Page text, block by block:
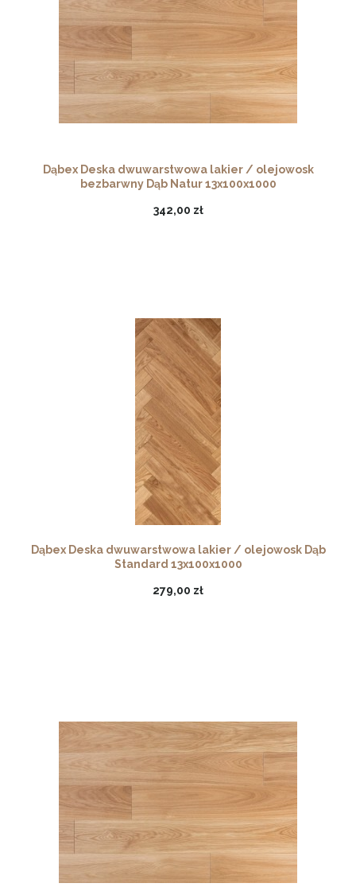
Dąbex Deska dwuwarstwowa lakier / olejowosk
bezbarwny Dąb Natur 13x100x1000
342,00 zł
Dąbex Deska dwuwarstwowa lakier / olejowosk Dąb
Standard 13x100x1000
279,00 zł